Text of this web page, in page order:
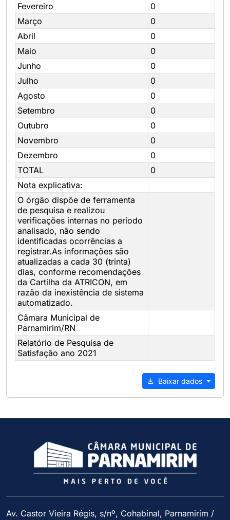
Fevereiro
0
Março
0
Abril
0
Maio
0
Junho
0
Julho
0
Agosto
0
Setembro
0
Outubro
0
Novembro
0
Dezembro
0
TOTAL
0
Nota explicativa:
O órgão dispõe de ferramenta
de pesquisa e realizou
verificações internas no período
analisado, não sendo
identificadas ocorrências a
registrar.As informações são
atualizadas a cada 30 (trinta)
dias, conforme recomendações
da Cartilha da ATRICON, em
razão da inexistência de sistema
automatizado.
Câmara Municipal de
Parnamirim/RN
Relatório de Pesquisa de
Satisfação ano 2021
Baixar dados
Av. Castor Vieira Régis, s/nº, Cohabinal, Parnamirim /